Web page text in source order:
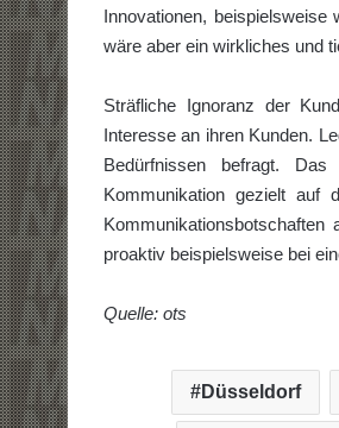
Innovationen,
wäre aber ein wirkliches und
Sträfliche Ignoranz der
Interesse an ihren Kunden.
Bedürfnissen befragt.
Kommunikation gezielt auf
proaktiv beispielsweise bei
Quelle: ots
Düsseldorf